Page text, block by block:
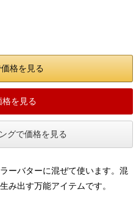
格を見る
を見る
グで価格を見る
ーバターに混ぜて使います。混
み出す万能アイテムです。